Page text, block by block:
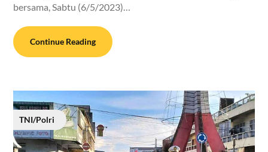
bersama, Sabtu (6/5/2023)…
Continue Reading
TNI/Polri